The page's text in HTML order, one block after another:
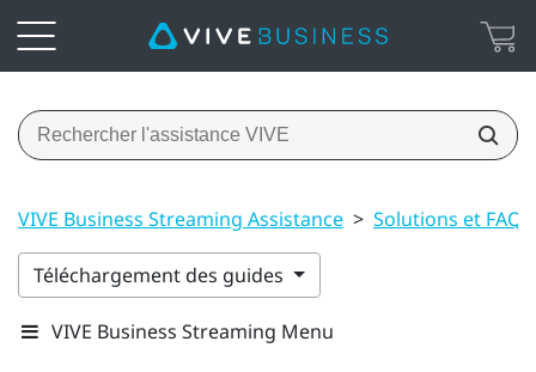
VIVE Business Streaming Assistance > Solutions et FAQ
Téléchargement des guides
VIVE Business Streaming Menu